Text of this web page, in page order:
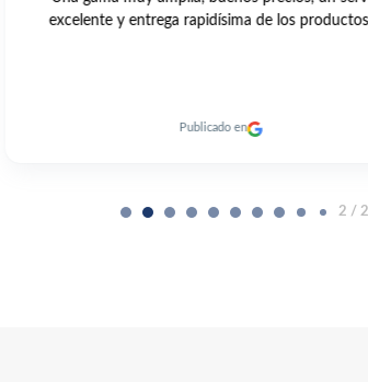
web y muy buen trato todo muy cordial y me
Publicado en
2 /